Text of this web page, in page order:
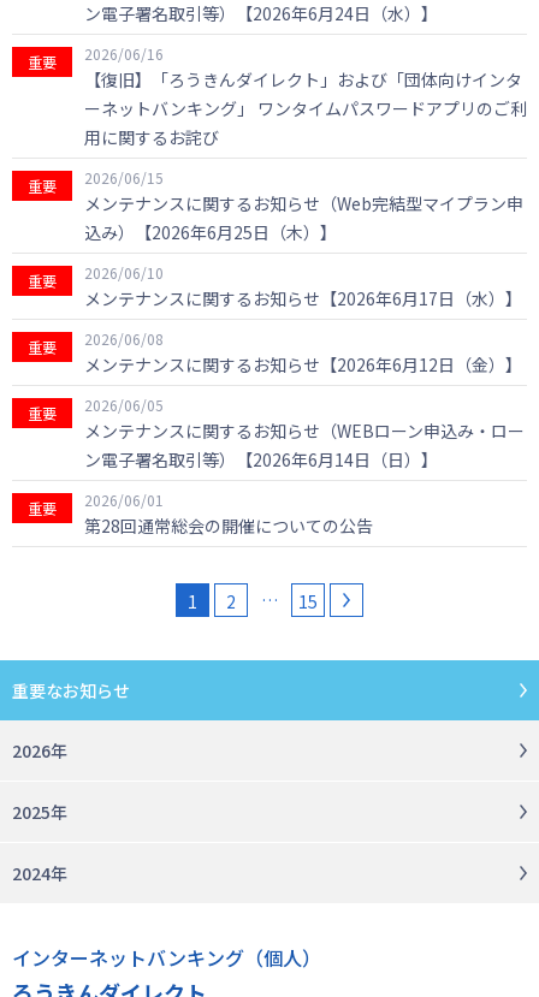
ン電子署名取引等）【2026年6月24日（水）】
重要 2026/06/16
【復旧】「ろうきんダイレクト」および「団体向けインタ
ーネットバンキング」 ワンタイムパスワードアプリのご利
用に関するお詫び
重要 2026/06/15
メンテナンスに関するお知らせ（Web完結型マイプラン申
込み）【2026年6月25日（木）】
重要 2026/06/10
メンテナンスに関するお知らせ【2026年6月17日（水）】
重要 2026/06/08
メンテナンスに関するお知らせ【2026年6月12日（金）】
重要 2026/06/05
メンテナンスに関するお知らせ（WEBローン申込み・ロー
ン電子署名取引等）【2026年6月14日（日）】
重要 2026/06/01
第28回通常総会の開催についての公告
1 2 … 15
重要なお知らせ
2026年
2025年
2024年
インターネットバンキング（個人）